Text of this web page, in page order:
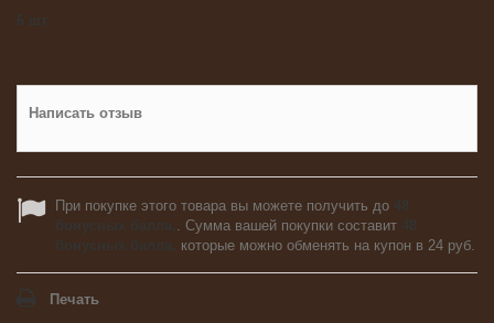
Написать отзыв
При покупке этого товара вы можете получить до
. Сумма вашей покупки составит
которые можно обменять на купон в 24 руб.
Печать